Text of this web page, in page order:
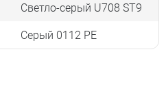
Светло-серый U708 ST9
Серый 0112 PE